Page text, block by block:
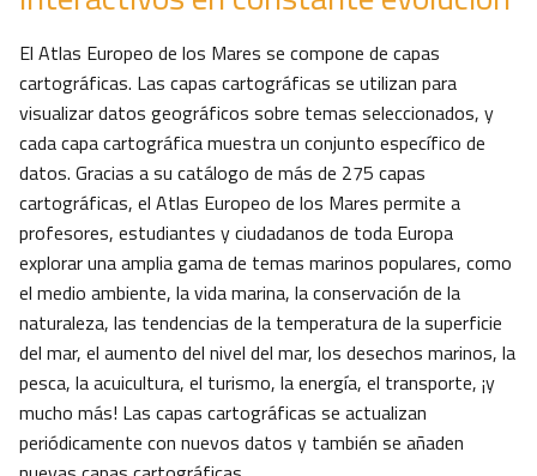
El Atlas Europeo de los Mares se compone de capas
cartográficas. Las capas cartográficas se utilizan para
visualizar datos geográficos sobre temas seleccionados, y
cada capa cartográfica muestra un conjunto específico de
datos. Gracias a su catálogo de más de 275 capas
cartográficas, el Atlas Europeo de los Mares permite a
profesores, estudiantes y ciudadanos de toda Europa
explorar una amplia gama de temas marinos populares, como
el medio ambiente, la vida marina, la conservación de la
naturaleza, las tendencias de la temperatura de la superficie
del mar, el aumento del nivel del mar, los desechos marinos, la
pesca, la acuicultura, el turismo, la energía, el transporte, ¡y
mucho más! Las capas cartográficas se actualizan
periódicamente con nuevos datos y también se añaden